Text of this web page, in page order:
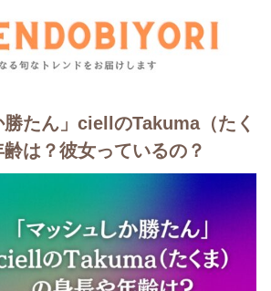
勝たん」ciellのTakuma（たく
は？彼女っているの？